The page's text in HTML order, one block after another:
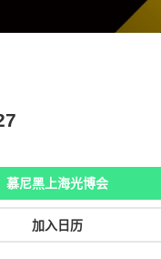
慕尼黑上海光博会
加入日历